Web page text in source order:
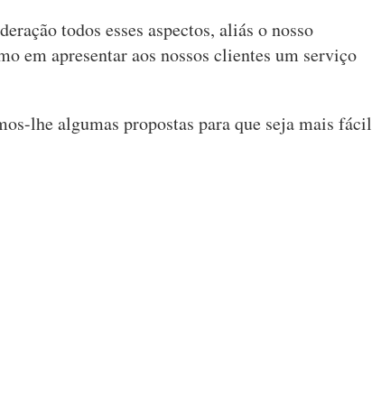
todos esses aspectos, aliás o nosso
em apresentar aos nossos clientes um serviço
lhe algumas propostas para que seja mais fácil